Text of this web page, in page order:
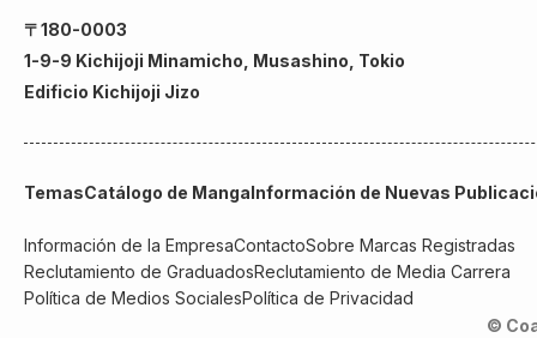
〒180-0003
1-9-9 Kichijoji Minamicho, Musashino, Tokio
Edificio Kichijoji Jizo
TemasCatálogo de MangaInformación de Nuevas
Información de la EmpresaContactoSobre Marcas Registradas
Reclutamiento de GraduadosReclutamiento de Media Carrera
Política de Medios SocialesPolítica de Privacidad
©